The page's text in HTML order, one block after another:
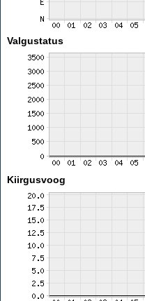
Valgustatus
Kiirgusvoog